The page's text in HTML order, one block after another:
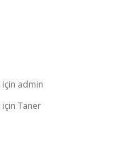
için admin
için Taner